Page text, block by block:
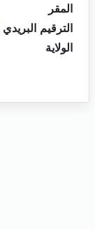
المقر
الترقيم البريدي
الولاية